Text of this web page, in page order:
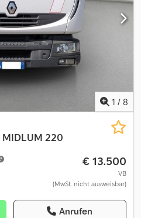
1 / 8
MIDLUM 220
€ 13.500
VB
(MwSt. nicht ausweisbar)
Anrufen